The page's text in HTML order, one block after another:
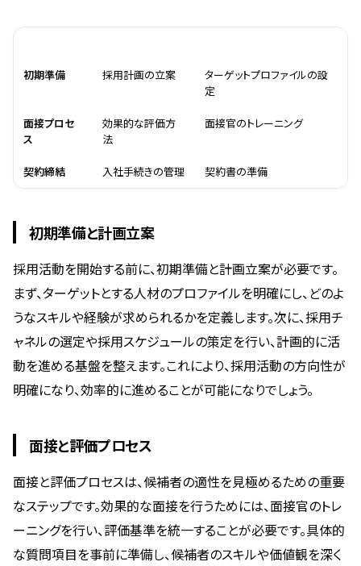
初期準備 採用計画の立案
ターゲットプロファイルの設
定
面接プロセ
ス
効果的な評価方
法
面接官のトレーニング
契約締結 入社手続きの管理 契約書の準備
初期準備と計画立案
採用活動を開始する前に、初期準備と計画立案が必要です。
まず、ターゲットとする人材のプロファイルを明確にし、どのよ
うなスキルや経験が求められるかを定義します。次に、採用チ
ャネルの選定や採用スケジュールの策定を行い、計画的に活
動を進める基盤を整えます。これにより、採用活動の方向性が
明確になり、効率的に進めることが可能になりでしょう。
面接と評価プロセス
面接と評価プロセスは、候補者の適性を見極めるための重要
なステップです。効果的な面接を行うためには、面接官のトレ
ーニングを行い、評価基準を統一することが必要です。具体的
な質問項目を事前に準備し、候補者のスキルや価値観を深く